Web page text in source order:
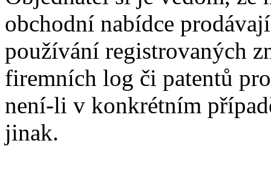
obchodní nabídce
používání registrovaných
firemních log či patentů
není-li v konkrétním
jinak.